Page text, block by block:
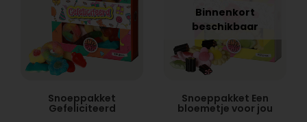
Snoeppakket
Gefeliciteerd
Binnenkort
beschikbaar
Snoeppakket Een
bloemetje voor jou